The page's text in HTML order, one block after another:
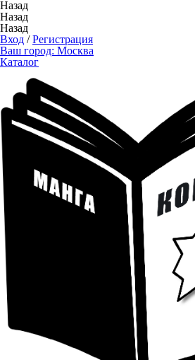
Назад
Назад
Назад
Вход /Регистрация
Ваш город: Москва
Каталог